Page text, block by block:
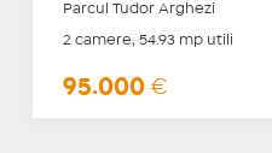
Parcul Tudor Arghezi
2 camere, 54.93 mp utili
95.000 €